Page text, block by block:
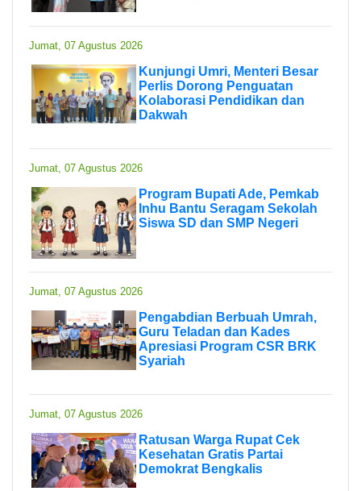
Jumat, 07 Agustus 2026
Kunjungi Umri, Menteri Besar
Perlis Dorong Penguatan
Kolaborasi Pendidikan dan
Dakwah
Jumat, 07 Agustus 2026
Program Bupati Ade, Pemkab
Inhu Bantu Seragam Sekolah
Siswa SD dan SMP Negeri
Jumat, 07 Agustus 2026
Pengabdian Berbuah Umrah,
Guru Teladan dan Kades
Apresiasi Program CSR BRK
Syariah
Jumat, 07 Agustus 2026
Ratusan Warga Rupat Cek
Kesehatan Gratis Partai
Demokrat Bengkalis